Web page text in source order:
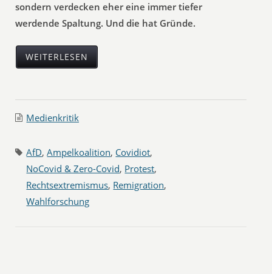
sondern verdecken eher eine immer tiefer
werdende Spaltung. Und die hat Gründe.
WEITERLESEN
Medienkritik
AfD,Ampelkoalition, Covidiot,
NoCovid & Zero-Covid, Protest,
Rechtsextremismus, Remigration,
Wahlforschung